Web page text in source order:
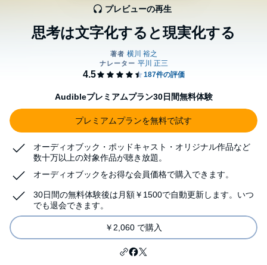
思考は文字化すると現実化する
プレビューの再生
Audibleプレミアムプラン30日間無料体験
プレミアムプランを無料で試す
オーディオブック・ポッドキャスト・オリジナル作品など
数十万以上の対象作品が聴き放題。
オーディオブックをお得な会員価格で購入できます。
30日間の無料体験後は月額￥1500で自動更新します。いつ
でも退会できます。
￥2,060 で購入